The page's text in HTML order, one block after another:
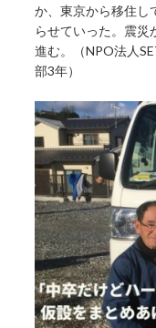
か、東京から移住し
らせていった。震災
進む。（NPO法人
部3年）